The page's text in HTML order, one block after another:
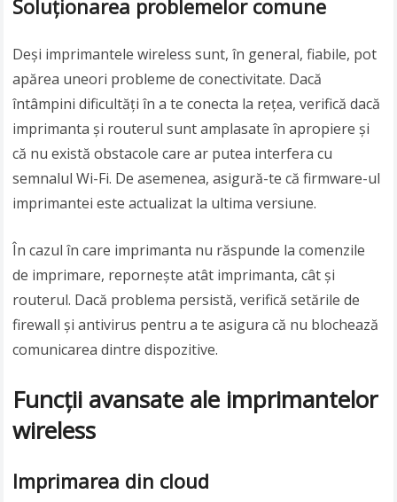
Soluționarea problemelor comune
Deși imprimantele wireless sunt, în general, fiabile, pot
apărea uneori probleme de conectivitate. Dacă
întâmpini dificultăți în a te conecta la rețea, verifică dacă
imprimanta și routerul sunt amplasate în apropiere și
că nu există obstacole care ar putea interfera cu
semnalul Wi-Fi. De asemenea, asigură-te că firmware-ul
imprimantei este actualizat la ultima versiune.
În cazul în care imprimanta nu răspunde la comenzile
de imprimare, repornește atât imprimanta, cât și
routerul. Dacă problema persistă, verifică setările de
firewall și antivirus pentru a te asigura că nu blochează
comunicarea dintre dispozitive.
Funcții avansate ale imprimantelor
wireless
Imprimarea din cloud